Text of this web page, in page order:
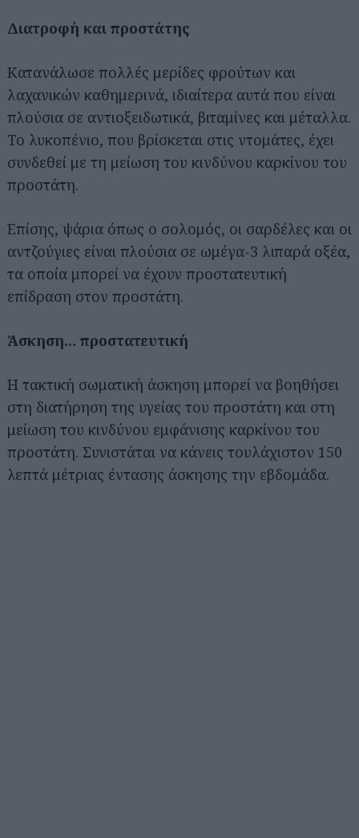
Διατροφή και προστάτης
Κατανάλωσε πολλές μερίδες φρούτων και
λαχανικών καθημερινά, ιδιαίτερα αυτά που είναι
πλούσια σε αντιοξειδωτικά, βιταμίνες και μέταλλα.
Το λυκοπένιο, που βρίσκεται στις ντομάτες, έχει
συνδεθεί με τη μείωση του κινδύνου καρκίνου του
προστάτη.
Επίσης, ψάρια όπως ο σολομός, οι σαρδέλες και οι
αντζούγιες είναι πλούσια σε ωμέγα-3 λιπαρά οξέα,
τα οποία μπορεί να έχουν προστατευτική
επίδραση στον προστάτη.
Άσκηση… προστατευτική
Η τακτική σωματική άσκηση μπορεί να βοηθήσει
στη διατήρηση της υγείας του προστάτη και στη
μείωση του κινδύνου εμφάνισης καρκίνου του
προστάτη. Συνιστάται να κάνεις τουλάχιστον 150
λεπτά μέτριας έντασης άσκησης την εβδομάδα.